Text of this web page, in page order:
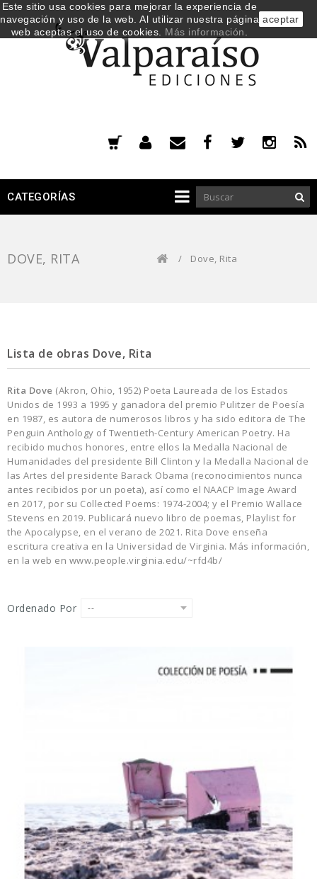
CATEGORÍAS
DOVE, RITA / Dove, Rita
Lista de obras Dove, Rita
Rita Dove (Akron, Ohio, 1952) Poeta Laureada de los Estados
Unidos de 1993 a 1995 y ganadora del premio Pulitzer de Poesía
en 1987, es autora de numerosos libros y ha sido editora de The
Penguin Anthology of Twentieth-Century American Poetry. Ha
recibido muchos honores, entre ellos la Medalla Nacional de
Humanidades del presidente Bill Clinton y la Medalla Nacional de
las Artes del presidente Barack Obama (reconocimientos nunca
antes recibidos por un poeta), así como el NAACP Image Award
en 2017, por su Collected Poems: 1974-2004; y el Premio Wallace
Stevens en 2019. Publicará nuevo libro de poemas, Playlist for
the Apocalypse, en el verano de 2021. Rita Dove enseña
escritura creativa en la Universidad de Virginia. Más información,
en la web en www.people.virginia.edu/~rfd4b/
Ordenado Por --
Este sitio usa cookies para mejorar la experiencia de
navegación y uso de la web. Al utilizar nuestra página
web aceptas el uso de cookies. Más información
aceptar